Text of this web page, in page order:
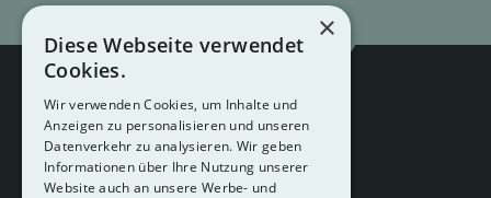
×
Diese Webseite verwendet
Cookies.
Wir verwenden Cookies, um Inhalte und
Anzeigen zu personalisieren und unseren
Datenverkehr zu analysieren. Wir geben
Informationen über Ihre Nutzung unserer
Website auch an unsere Werbe- und